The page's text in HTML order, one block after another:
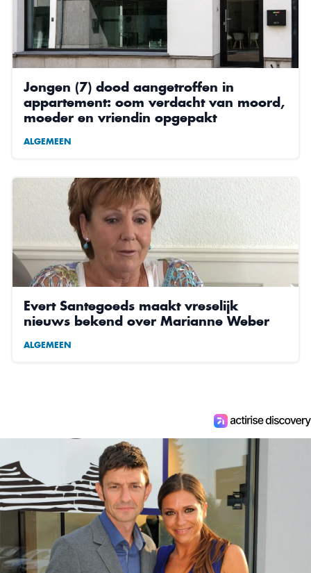
Jongen (7) dood aangetroffen in
appartement: oom verdacht van moord,
moeder en vriendin opgepakt
ALGEMEEN
Evert Santegoeds maakt vreselijk
nieuws bekend over Marianne Weber
ALGEMEEN